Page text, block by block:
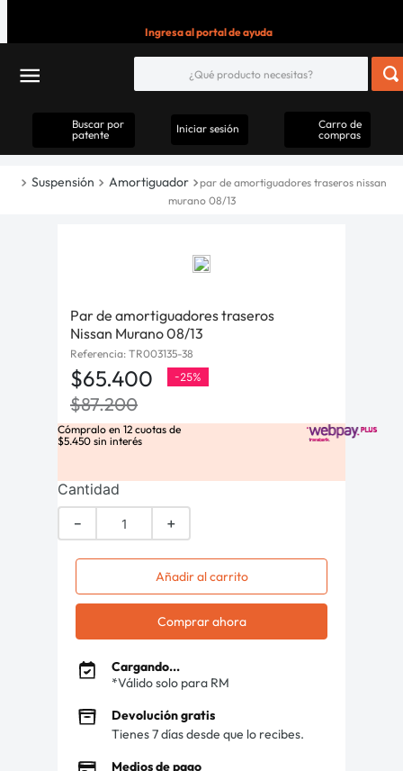
Ingresa al portal de ayuda
Buscar por
patente
Iniciar sesión
Carro de
compras
Suspensión Amortiguador
par de amortiguadores traseros nissan
murano 08/13
Par de amortiguadores traseros
Nissan Murano 08/13
Referencia: TR003135-38
$65.400 -25%
$87.200
Cómpralo en 12 cuotas de
$5.450 sin interés
Cantidad
＋
－
Añadir al carrito
Comprar ahora
Cargando...
*Válido solo para RM
Devolución gratis
Tienes 7 días desde que lo recibes.
Medios de pago